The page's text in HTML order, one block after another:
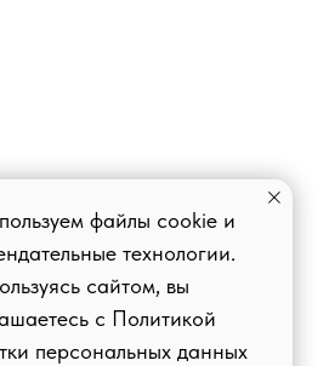
файлы cookie и
технологии.
сайтом, вы
с Политикой
персональных данных